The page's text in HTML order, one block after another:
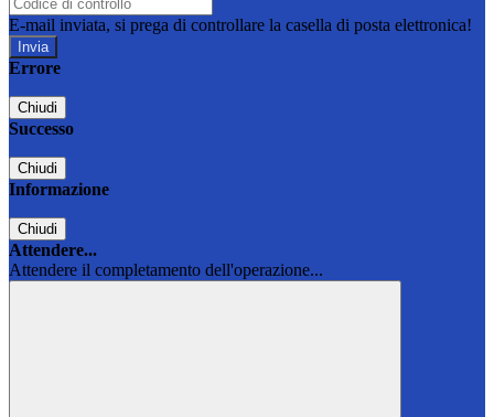
E-mail inviata, si prega di controllare la casella di posta elettronica!
Errore
Chiudi
Successo
Chiudi
Informazione
Chiudi
Attendere...
Attendere il completamento dell'operazione...